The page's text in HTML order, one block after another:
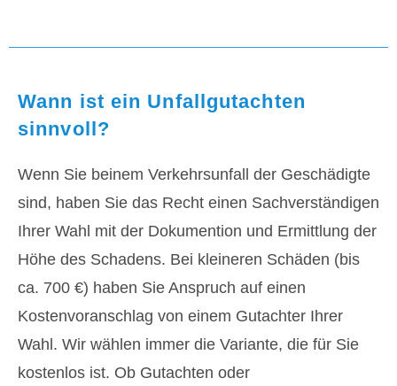
Wann ist ein Unfallgutachten
sinnvoll?
Wenn Sie beinem Verkehrsunfall der Geschädigte
sind, haben Sie das Recht einen Sachverständigen
Ihrer Wahl mit der Dokumention und Ermittlung der
Höhe des Schadens. Bei kleineren Schäden (bis
ca. 700 €) haben Sie Anspruch auf einen
Kostenvoranschlag von einem Gutachter Ihrer
Wahl. Wir wählen immer die Variante, die für Sie
kostenlos ist. Ob Gutachten oder